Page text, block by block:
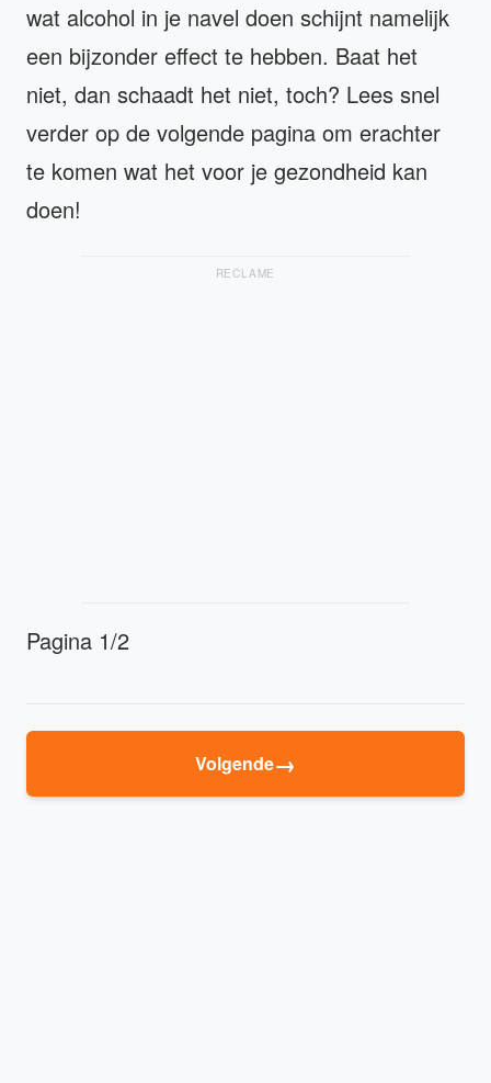
wat alcohol in je navel doen schijnt namelijk
een bijzonder effect te hebben. Baat het
niet, dan schaadt het niet, toch? Lees snel
verder op de volgende pagina om erachter
te komen wat het voor je gezondheid kan
doen!
RECLAME
Pagina 1/2
Volgende→